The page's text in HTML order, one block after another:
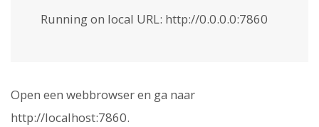
Running on local URL: http://0.0.0.0:7860
Open een webbrowser en ga naar
http://localhost:7860.